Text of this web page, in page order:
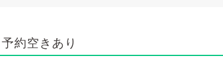
予約空きあり